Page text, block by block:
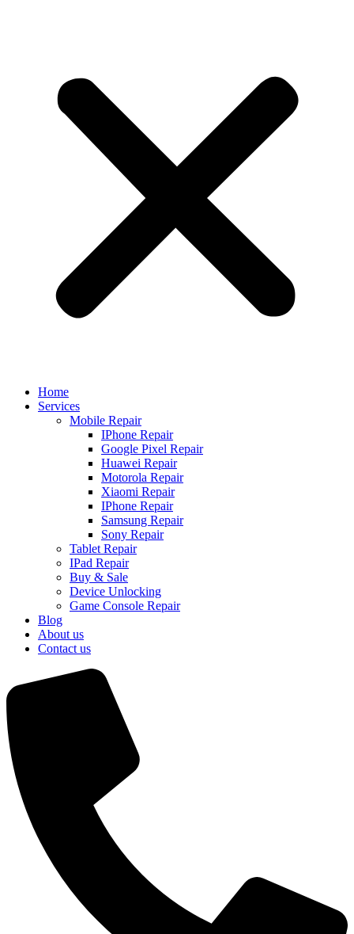
Home
Services
Mobile Repair
IPhone Repair
Google Pixel Repair
Huawei Repair
Motorola Repair
Xiaomi Repair
IPhone Repair
Samsung Repair
Sony Repair
Tablet Repair
IPad Repair
Buy & Sale
Device Unlocking
Game Console Repair
Blog
About us
Contact us